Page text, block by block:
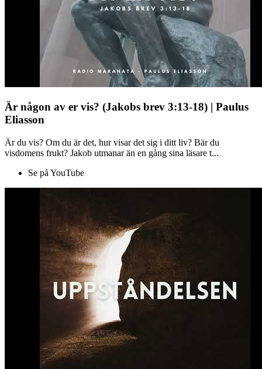
Är någon av er vis? (Jakobs brev 3:13-18) | Paulus
Eliasson
Är du vis? Om du är det, hur visar det sig i ditt liv? Bär du
visdomens frukt? Jakob utmanar än en gång sina läsare t...
Se på YouTube